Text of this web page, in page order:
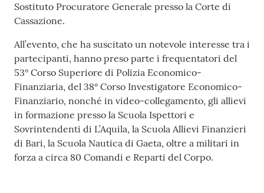
Sostituto Procuratore Generale presso la Corte di
Cassazione.
All’evento, che ha suscitato un notevole interesse tra i
partecipanti, hanno preso parte i frequentatori del
53° Corso Superiore di Polizia Economico-
Finanziaria, del 38° Corso Investigatore Economico-
Finanziario, nonché in video-collegamento, gli allievi
in formazione presso la Scuola Ispettori e
Sovrintendenti di L’Aquila, la Scuola Allievi Finanzieri
di Bari, la Scuola Nautica di Gaeta, oltre a militari in
forza a circa 80 Comandi e Reparti del Corpo.